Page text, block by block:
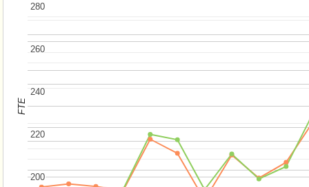
200
200
220
220
240
240
260
260
280
280
FTE